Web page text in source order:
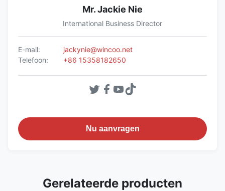
Mr. Jackie Nie
International Business Director
E-mail:
jackynie@wincoo.net
Telefoon:
+86 15358182650
Nu aanvragen
Gerelateerde producten